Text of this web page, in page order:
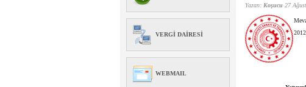
VERGI DAIRESI
WEBMAIL
Yazan: Koşucu 27